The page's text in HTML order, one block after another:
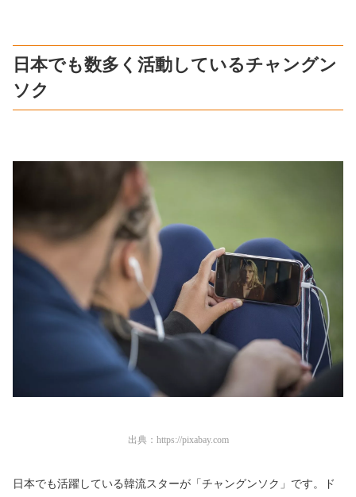
日本でも数多く活動しているチャングン
ソク
出典： https://pixabay.com
日本でも活躍している韓流スターが「チャングンソク」です。ド